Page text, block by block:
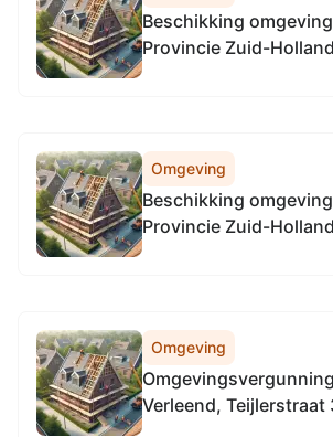
Beschikking
Provincie Zuid-Holland
Omgeving
Beschikking
Provincie Zuid-Holland
Omgeving
Verleend, Teijlerstraat